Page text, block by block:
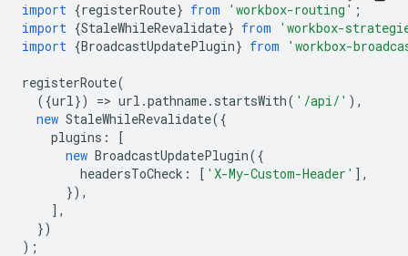
import {registerRoute} from 'workbox-routing' ;
import {StaleWhileRevalidate} from
'workbox-
import {BroadcastUpdatePlugin} from 'workbox-
registerRoute(
({url}) => url .pathname. startsWith( '/api/' ),
new StaleWhileRevalidate({
plugins :
[
new BroadcastUpdatePlugin({
headersToCheck : [ 'X-My-Custom-Header' ],
}),
],
})
);